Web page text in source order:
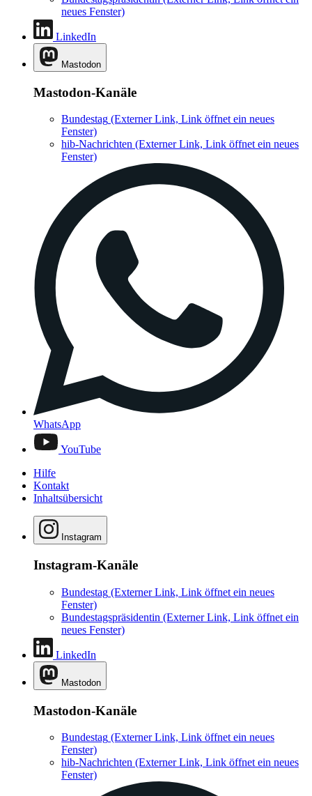
neues Fenster)
LinkedIn
Mastodon
Mastodon-Kanäle
Bundestag (Externer Link, Link öffnet ein neues
Fenster)
hib-Nachrichten (Externer Link, Link öffnet ein neues
Fenster)
WhatsApp
YouTube
Hilfe
Kontakt
Inhaltsübersicht
Instagram
Instagram-Kanäle
Bundestag (Externer Link, Link öffnet ein neues
Fenster)
Bundestagspräsidentin (Externer Link, Link öffnet ein
neues Fenster)
LinkedIn
Mastodon
Mastodon-Kanäle
Bundestag (Externer Link, Link öffnet ein neues
Fenster)
hib-Nachrichten (Externer Link, Link öffnet ein neues
Fenster)